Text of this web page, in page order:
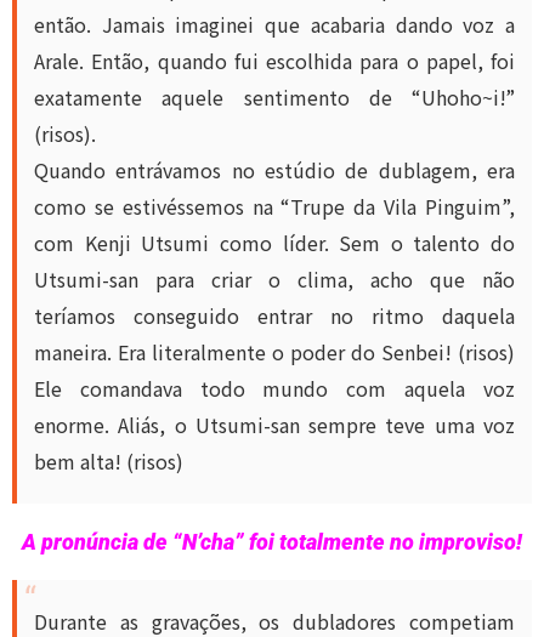
então. Jamais imaginei que acabaria dando voz a
Arale. Então, quando fui escolhida para o papel, foi
exatamente aquele sentimento de “Uhoho~i!”
(risos).
Quando entrávamos no estúdio de dublagem, era
como se estivéssemos na “Trupe da Vila Pinguim”,
com Kenji Utsumi como líder. Sem o talento do
Utsumi-san para criar o clima, acho que não
teríamos conseguido entrar no ritmo daquela
maneira. Era literalmente o poder do Senbei! (risos)
Ele comandava todo mundo com aquela voz
enorme. Aliás, o Utsumi-san sempre teve uma voz
bem alta! (risos)
A pronúncia de “N’cha” foi totalmente no improviso!
Durante as gravações, os dubladores competiam